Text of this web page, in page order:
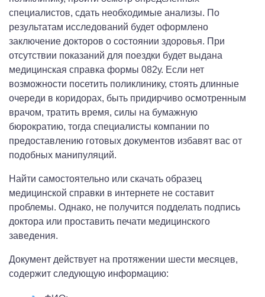
специалистов, сдать необходимые анализы. По
результатам исследований будет оформлено
заключение докторов о состоянии здоровья. При
отсутствии показаний для поездки будет выдана
медицинская справка формы 082у. Если нет
возможности посетить поликлинику, стоять длинные
очереди в коридорах, быть придирчиво осмотренным
врачом, тратить время, силы на бумажную
бюрократию, тогда специалисты компании по
предоставлению готовых документов избавят вас от
подобных манипуляций.
Найти самостоятельно или скачать образец
медицинской справки в интернете не составит
проблемы. Однако, не получится подделать подпись
доктора или проставить печати медицинского
заведения.
Документ действует на протяжении шести месяцев,
содержит следующую информацию: